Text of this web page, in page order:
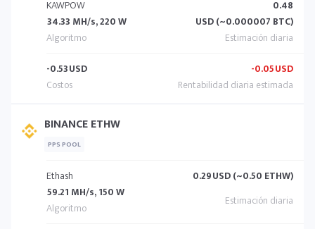
KAWPOW
34.33 MH/s, 220 W
0.48
USD (~0.000007 BTC)
-0.53USD -0.05USD
BINANCE ETHW
PPS POOL
Ethash
59.21 MH/s, 150 W
0.29USD (~0.50 ETHW)